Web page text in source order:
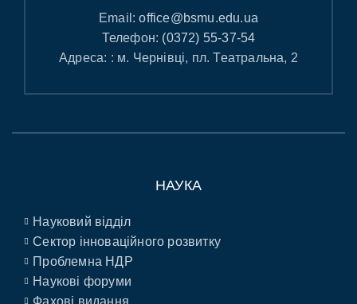
Email:office@bsmu.edu.ua
Телефон: (0372) 55-37-54
Адреса: : м. Чернівці, пл. Театральна, 2
НАУКА
Науковий відділ
Сектор інноваційного розвитку
Проблемна НДР
Наукові форуми
Фахові видання